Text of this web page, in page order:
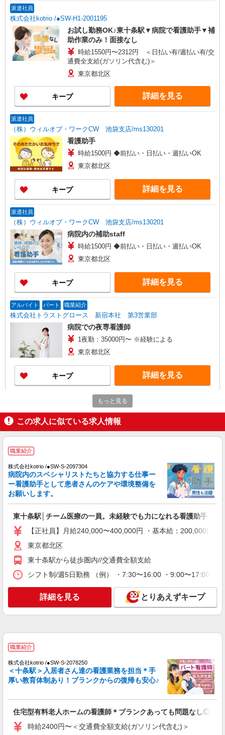
歓迎 ・認知症介護基礎研修 ・初任者研修 ・実務
者研修 ・介護福祉士 など
派遣社員
株式会社kotrio /●SW-H1-2001195
お試し勤務OK♪東十条駅▼病院で看護助手▼補
助作業のみ！面接なし
時給1550円〜2312円 ＜日払い有/週払い有/交
通費全支給(ガソリン代含む)＞
東京都北区
キープ 詳細を見る
派遣社員
（株）ウィルオブ・ワークCW 池袋支店/ms130201
看護助手
時給1500円 ◆前払い・日払い・週払いOK
東京都北区
キープ 詳細を見る
派遣社員
（株）ウィルオブ・ワークCW 池袋支店/ms130201
病院内の補助staff
時給1500円 ◆前払い・日払い・週払いOK
東京都北区
キープ 詳細を見る
アルバイト パート 職業紹介
株式会社トラストグロース 新宿本社 第3営業部
病院での夜専看護師
1夜勤：35000円〜 ※経験による
東京都北区
キープ 詳細を見る
株式会社kotrio /●SW-S-2078250
住宅型有料老人ホームの看護師＊ブランクあっ
ても問題なし◎
北区
キープ 詳細を見る
株式会社kotrio /●SW-H1-2098840
東十条駅＊サ高住＊シフト融通が利くため子育
通費全支給(ガソリン代含む)＞
東京都北区
キープ 詳細を見る
経験などによる
東京都北区
キープ 詳細を見る
株式会社kotrio /●SW-S-2023035
もっと見る
この求人に似ている求人情報
職業紹介
株式会社kotrio /●SW-S-2097304
病院内のスペシャリストたちと協力する仕事ー
ー看護助手として患者さんのケアや環境整備を
お願いします。
東十条駅│チーム医療の一員。未経験でも力になれる看護助手
【正社員】月給240,000〜400,000円 ・基本給：200,000円
東京都北区
東十条駅から徒歩圏内//交通費全額支給
シフト制/週5日勤務 （例） ・7:30〜16:00 ・9:00〜17:00
詳細を見る とりあえずキープ
職業紹介
株式会社kotrio /●SW-S-2078250
＜十条駅＞入居者さん達の看護業務を担当＊手
厚い教育体制あり！ブランクからの復帰も安心♪
住宅型有料老人ホームの看護師＊ブランクあっても問題なし◎
時給2400円〜＜交通費全額支給(ガソリン代含む)＞